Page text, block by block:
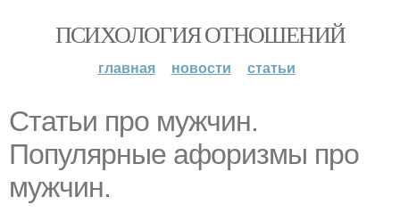
ПСИХОЛОГИЯ ОТНОШЕНИЙ
главная новости статьи
Статьи про мужчин.
Популярные афоризмы про
мужчин.